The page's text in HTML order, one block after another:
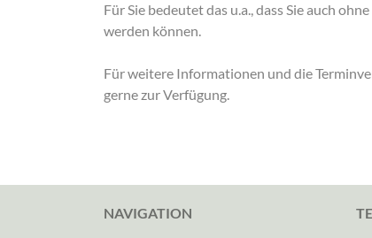
Für Sie bedeutet das u.a., dass Sie auch
werden können.
Für weitere Informationen und die
gerne zur Verfügung.
NAVIGATION